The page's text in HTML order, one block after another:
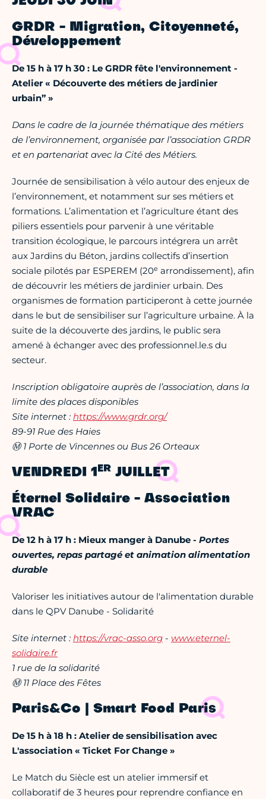
GRDR - Migration, Citoyenneté,
Développement
De 15 h à 17 h 30 : Le GRDR fête l'environnement -
Atelier « Découverte des métiers de jardinier
urbain” »
Dans le cadre de la journée thématique des métiers
de l’environnement, organisée par l’association GRDR
et en partenariat avec la Cité des Métiers.
Journée de sensibilisation à vélo autour des enjeux de
l’environnement, et notamment sur ses métiers et
formations. L’alimentation et l’agriculture étant des
piliers essentiels pour parvenir à une véritable
transition écologique, le parcours intégrera un arrêt
aux Jardins du Béton, jardins collectifs d’insertion
sociale pilotés par ESPEREM (20e arrondissement), afin
de découvrir les métiers de jardinier urbain. Des
organismes de formation participeront à cette journée
dans le but de sensibiliser sur l’agriculture urbaine. À la
suite de la découverte des jardins, le public sera
amené à échanger avec des professionnel.le.s du
secteur.
Inscription obligatoire auprès de l’association, dans la
limite des places disponibles
Site internet : https://www.grdr.org/
89-91 Rue des Haies
Ⓜ 1 Porte de Vincennes ou Bus 26 Orteaux
VENDREDI 1 ER JUILLET
Éternel Solidaire - Association
VRAC
De 12 h à 17 h : Mieux manger à Danube - Portes
ouvertes, repas partagé et animation alimentation
durable
Valoriser les initiatives autour de l'alimentation durable
dans le QPV Danube - Solidarité
Site internet : https://vrac-asso.org - www.eternel-
solidaire.fr
1 rue de la solidarité
Ⓜ 11 Place des Fêtes
Paris&Co | Smart Food Paris
De 15 h à 18 h : Atelier de sensibilisation avec
L'association « Ticket For Change »
Le Match du Siècle est un atelier immersif et
collaboratif de 3 heures pour reprendre confiance en